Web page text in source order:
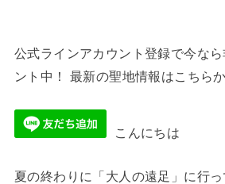
公式ラインアカウント登録で今な
ント中！ 最新の聖地情報はこちらか
こんにちは
夏の終わりに「大人の遠足」に行